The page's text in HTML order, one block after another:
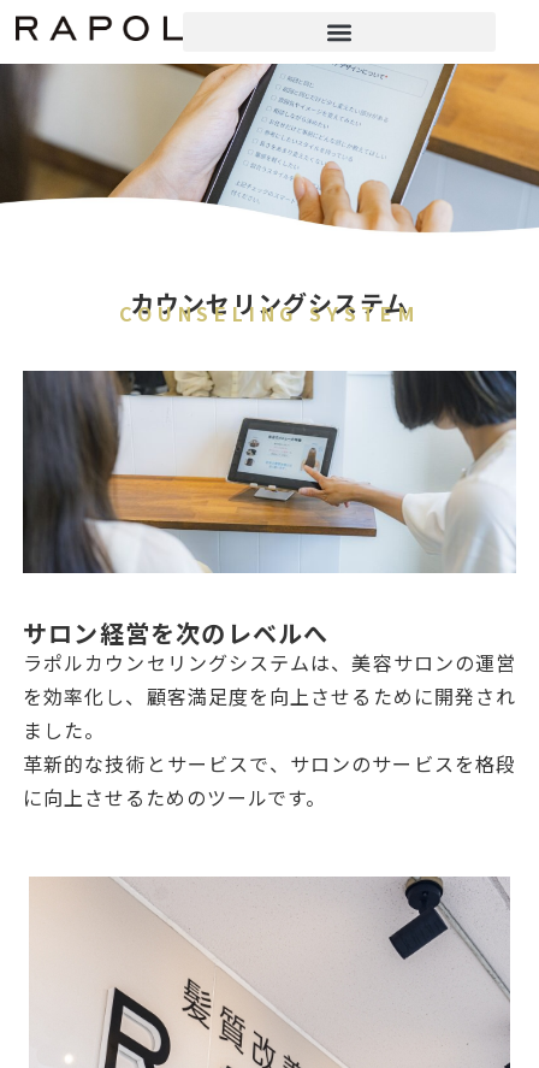
カウンセリングシステム
COUNSELING SYSTEM
サロン経営を次のレベルへ
ラポルカウンセリングシステムは、美容サロンの運営
を効率化し、顧客満足度を向上させるために開発され
ました。
革新的な技術とサービスで、サロンのサービスを格段
に向上させるためのツールです。